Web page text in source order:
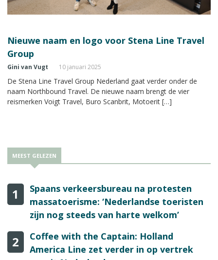
Nieuwe naam en logo voor Stena Line Travel
Group
Gini van Vugt 10 januari 2025
De Stena Line Travel Group Nederland gaat verder onder de
naam Northbound Travel. De nieuwe naam brengt de vier
reismerken Voigt Travel, Buro Scanbrit, Motoerit […]
MEEST GELEZEN
1
Spaans verkeersbureau na protesten
massatoerisme: ‘Nederlandse toeristen
zijn nog steeds van harte welkom’
2
Coffee with the Captain: Holland
America Line zet verder in op vertrek